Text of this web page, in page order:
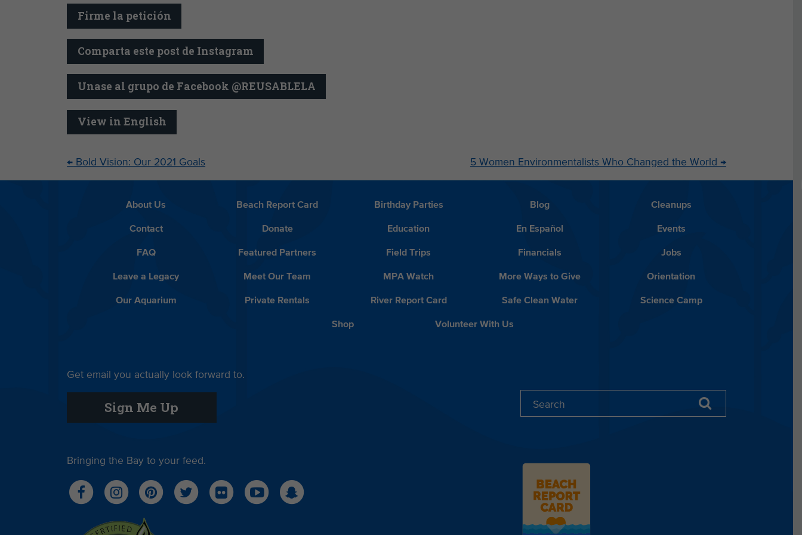
Firme la petición
Comparta este post de Instagram
Unase al grupo de Facebook @REUSABLELA
View in English
← Bold Vision: Our 2021 Goals 5 Women Environmentalists Who Changed the World →
About Us Beach Report Card Birthday Parties Blog Cleanups
Contact Donate Education En Español Events
FAQ Featured Partners Field Trips Financials Jobs
Leave a Legacy Meet Our Team MPA Watch More Ways to Give Orientation
Our Aquarium Private Rentals River Report Card Safe Clean Water Science Camp
Shop Volunteer With Us
Get email you actually look forward to.
Sign Me Up
Bringing the Bay to your feed.